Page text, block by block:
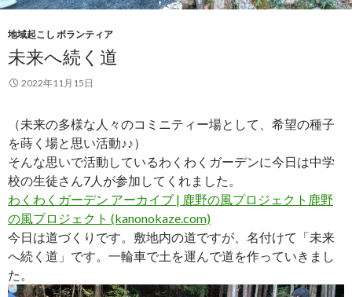
地域起こし ボランティア
未来へ続く道
2022年11月15日
（未来の多様な人々のコミニティー場として、希望の種子
を蒔く場と思い活動♪♪）
そんな思いで活動しているわくわくガーデンに今日は中学
校の生徒さん7人が参加してくれました。
わくわくガーデン アーカイブ | 鹿野の風プロジェクト鹿野
の風プロジェクト (kanonokaze.com)
今日は道づくりです。敷地内の道ですが、名付けて「未来
へ続く道」です。一輪車で土を運んで道を作っていきまし
た。